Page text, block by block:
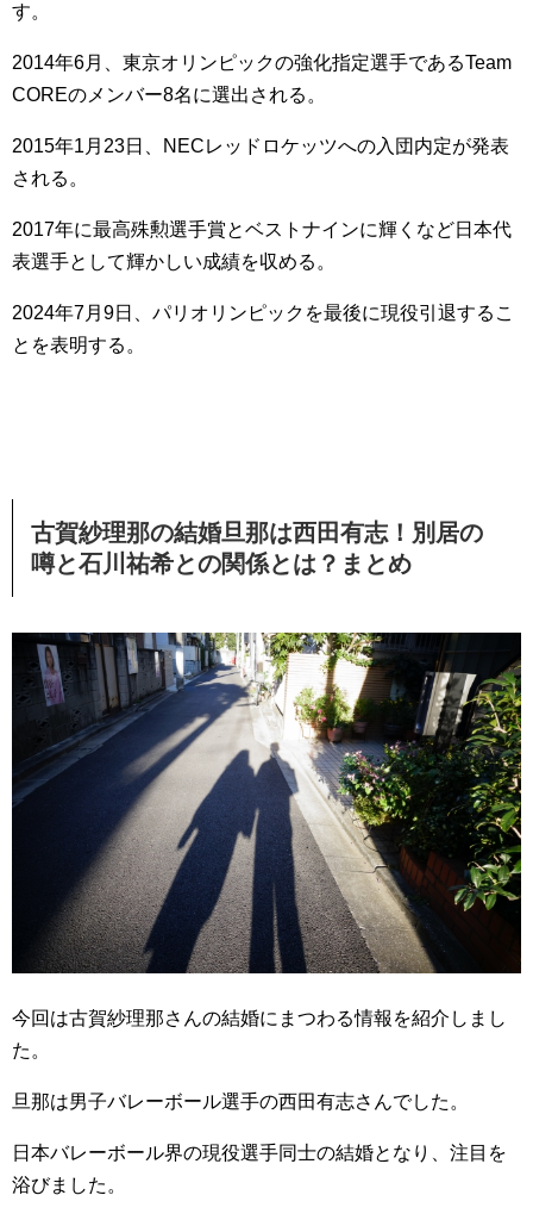
す。
2014年6月、東京オリンピックの強化指定選手であるTeam
COREのメンバー8名に選出される。
2015年1月23日、NECレッドロケッツへの入団内定が発表
される。
2017年に最高殊勲選手賞とベストナインに輝くなど日本代
表選手として輝かしい成績を収める。
2024年7月9日、パリオリンピックを最後に現役引退するこ
とを表明する。
古賀紗理那の結婚旦那は西田有志！別居の
噂と石川祐希との関係とは？まとめ
今回は古賀紗理那さんの結婚にまつわる情報を紹介しまし
た。
旦那は男子バレーボール選手の西田有志さんでした。
日本バレーボール界の現役選手同士の結婚となり、注目を
浴びました。